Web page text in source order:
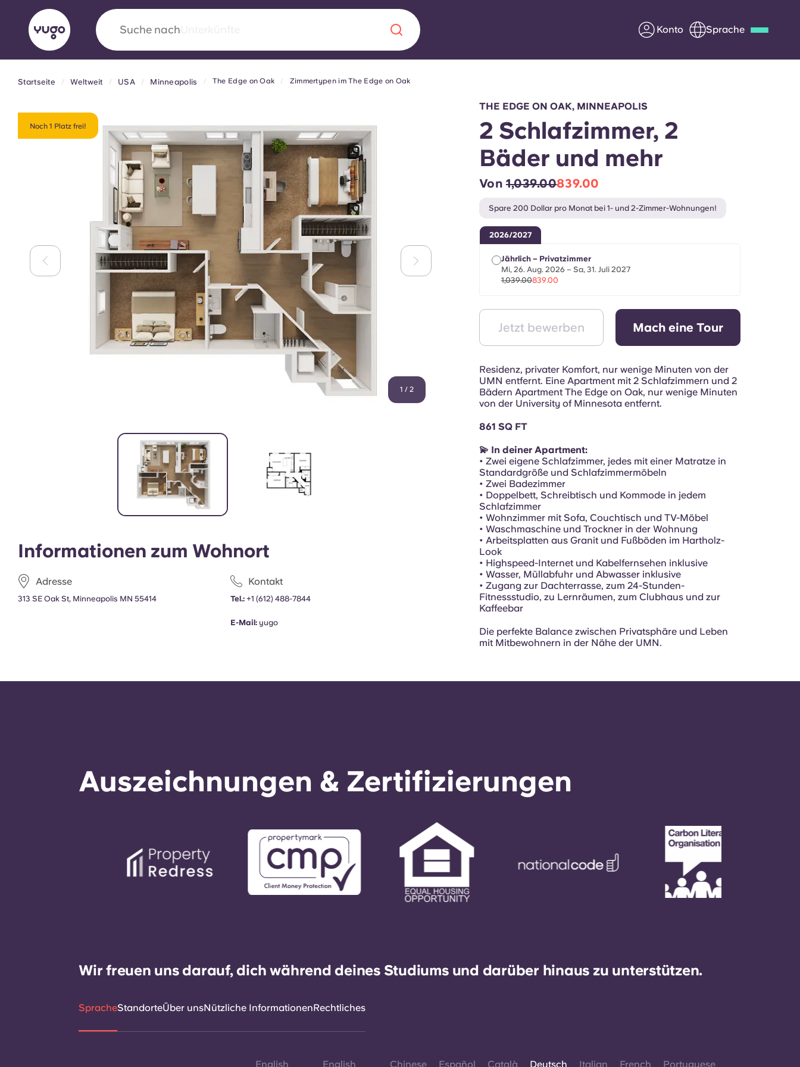
Suche nach Konto Sprache
Yugo VCARB: Eine neue Ära in Sachen
Studentenwohnheime
Die wegweisende Partnerschaft Yugomit VCARB sorgt für
Innovation, Ehrgeiz und unvergessliche Momente für die
Studenten.
Über uns
Werde Partner von Yugo
Häufig gestellte Fragen
Infos für Eltern
English (GB) English (US) Español
Portuguese
Startseite Weltweit USA Minneapolis The Edge on Oak Zimmertypen im The Edge on Oak
Noch 1 Platz frei!
1 / 2
Informationen zum Wohnort
Adresse
313 SE Oak St, Minneapolis MN 55414
Kontakt
Tel.: +1 (612) 488-7844
E-Mail: yugo
THE EDGE ON OAK, MINNEAPOLIS
2 Schlafzimmer, 2
Bäder und mehr
Von 1,039.00839.00
Spare 200 Dollar pro Monat bei 1- und 2-Zimmer-Wohnungen!
2026/2027
Jährlich – Privatzimmer
Mi, 26. Aug. 2026 – Sa, 31. Juli 2027
1,039.00839.00
Jetzt bewerben Mach eine Tour
Residenz, privater Komfort, nur wenige Minuten von der
UMN entfernt. Eine Apartment mit 2 Schlafzimmern und 2
Bädern Apartment The Edge on Oak, nur wenige Minuten
von der University of Minnesota entfernt.
861 SQ FT
💫 In deiner Apartment:
• Zwei eigene Schlafzimmer, jedes mit einer Matratze in
Standardgröße und Schlafzimmermöbeln
• Zwei Badezimmer
• Doppelbett, Schreibtisch und Kommode in jedem
Schlafzimmer
• Wohnzimmer mit Sofa, Couchtisch und TV-Möbel
• Waschmaschine und Trockner in der Wohnung
• Arbeitsplatten aus Granit und Fußböden im Hartholz-
Look
• Highspeed-Internet und Kabelfernsehen inklusive
• Wasser, Müllabfuhr und Abwasser inklusive
• Zugang zur Dachterrasse, zum 24-Stunden-
Fitnessstudio, zu Lernräumen, zum Clubhaus und zur
Kaffeebar
Die perfekte Balance zwischen Privatsphäre und Leben
mit Mitbewohnern in der Nähe der UMN.
Auszeichnungen & Zertifizierungen
Wir freuen uns darauf, dich während deines Studiums und darüber hinaus zu unterstützen.
SpracheStandorteÜber unsNützliche InformationenRechtliches
English English Chinese Español Català Deutsch Italian French Portuguese